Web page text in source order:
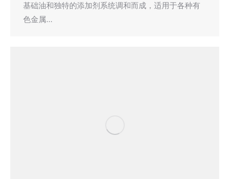
基础油和独特的添加剂系统调和而成，适用于各种有
色金属…